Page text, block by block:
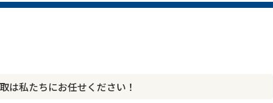
は私たちにお任せください！